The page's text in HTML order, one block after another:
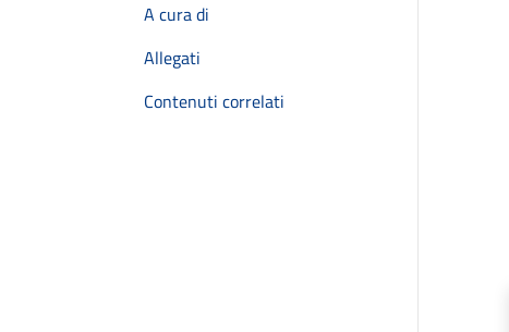
A cura di
Allegati
Contenuti correlati